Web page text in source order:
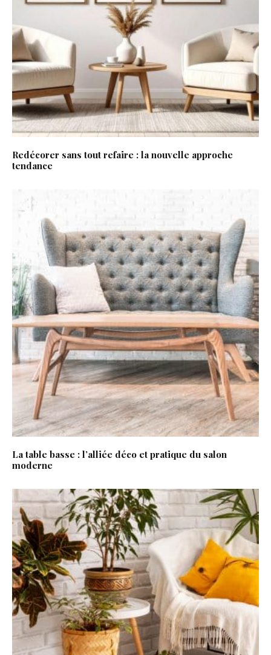
Redécorer sans tout refaire : la nouvelle approche
tendance
La table basse : l’alliée déco et pratique du salon
moderne